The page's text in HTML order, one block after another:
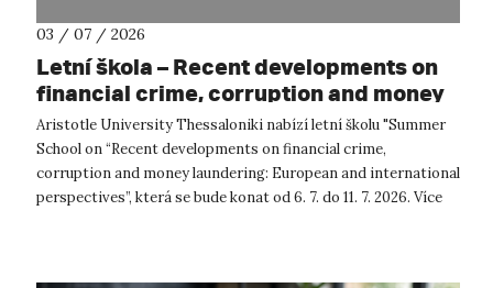
03 / 07 / 2026
Letní škola – Recent developments on
financial crime, corruption and money
laundering: European and international
perspectives
Aristotle University Thessaloniki nabízí letní školu "Summer
School on “Recent developments on financial crime,
corruption and money laundering: European and international
perspectives”, která se bude konat od 6. 7. do 11. 7. 2026. Více